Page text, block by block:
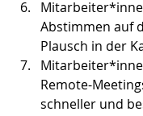
Abstimmen auf
Plausch in der
Remote-
schneller und